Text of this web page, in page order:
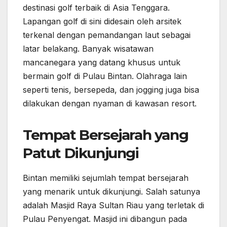
destinasi golf terbaik di Asia Tenggara.
Lapangan golf di sini didesain oleh arsitek
terkenal dengan pemandangan laut sebagai
latar belakang. Banyak wisatawan
mancanegara yang datang khusus untuk
bermain golf di Pulau Bintan. Olahraga lain
seperti tenis, bersepeda, dan jogging juga bisa
dilakukan dengan nyaman di kawasan resort.
Tempat Bersejarah yang
Patut Dikunjungi
Bintan memiliki sejumlah tempat bersejarah
yang menarik untuk dikunjungi. Salah satunya
adalah Masjid Raya Sultan Riau yang terletak di
Pulau Penyengat. Masjid ini dibangun pada